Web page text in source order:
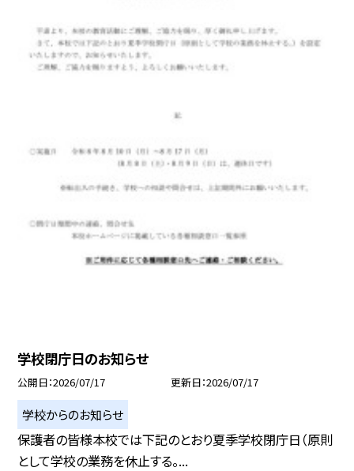
学校閉庁日のお知らせ
公開日 2026/07/17 更新日 2026/07/17
学校からのお知らせ
保護者の皆様本校では下記のとおり夏季学校閉庁日（原則
として学校の業務を休止する。...